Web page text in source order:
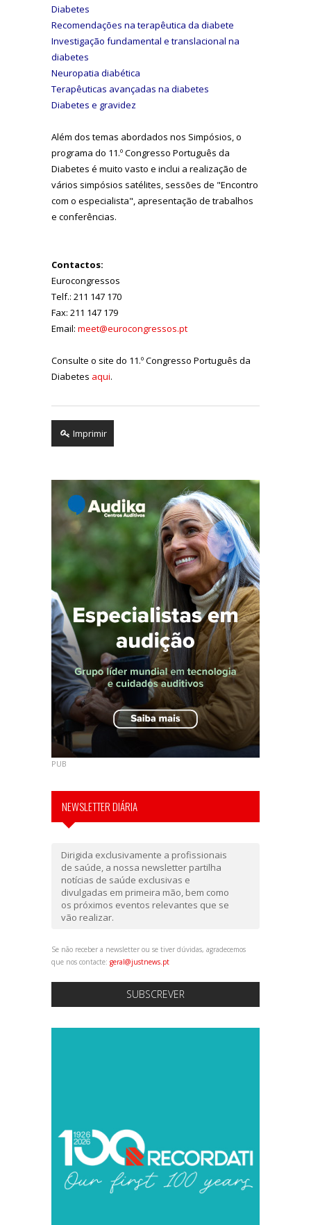
Diabetes
Recomendações na terapêutica da diabete
Investigação fundamental e translacional na
diabetes
Neuropatia diabética
Terapêuticas avançadas na diabetes
Diabetes e gravidez
Além dos temas abordados nos Simpósios, o
programa do 11.º Congresso Português da
Diabetes é muito vasto e inclui a realização de
vários simpósios satélites, sessões de "Encontro
com o especialista", apresentação de trabalhos
e conferências.
Contactos:
Eurocongressos
Telf.: 211 147 170
Fax: 211 147 179
Email: meet@eurocongressos.pt
Consulte o site do 11.º Congresso Português da
Diabetes aqui.
Imprimir
PUB
NEWSLETTER DIÁRIA
Dirigida exclusivamente a profissionais
de saúde, a nossa newsletter partilha
notícias de saúde exclusivas e
divulgadas em primeira mão, bem como
os próximos eventos relevantes que se
vão realizar.
Se não receber a newsletter ou se tiver dúvidas, agradecemos
que nos contacte: geral@justnews.pt
SUBSCREVER